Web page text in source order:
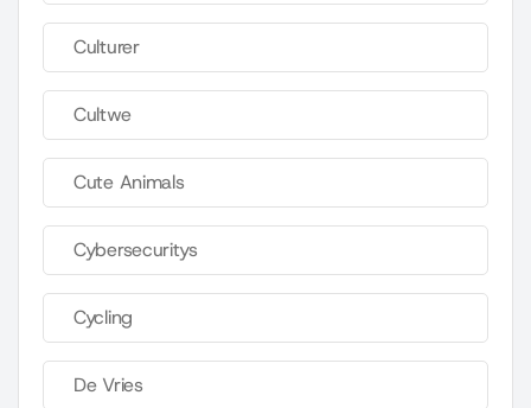
Culturer
Cultwe
Cute Animals
Cybersecuritys
Cycling
De Vries